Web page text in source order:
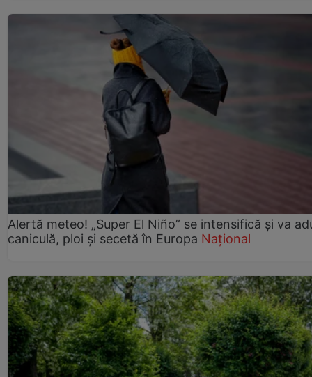
Alertă meteo! „Super El Niño” se intensifică și va
caniculă, ploi și secetă în Europa Național